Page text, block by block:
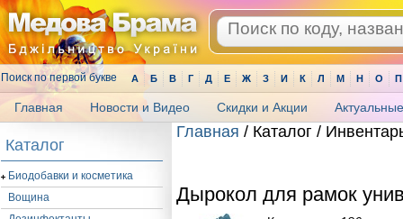
Поиск по первой букве А Б В Г Д Е Ж З И К Л М Н О П
Главная Новости и Видео Скидки и Акции
Каталог
Биодобавки и косметика
Вощина
Главная / Каталог /
Дырокол для рамок